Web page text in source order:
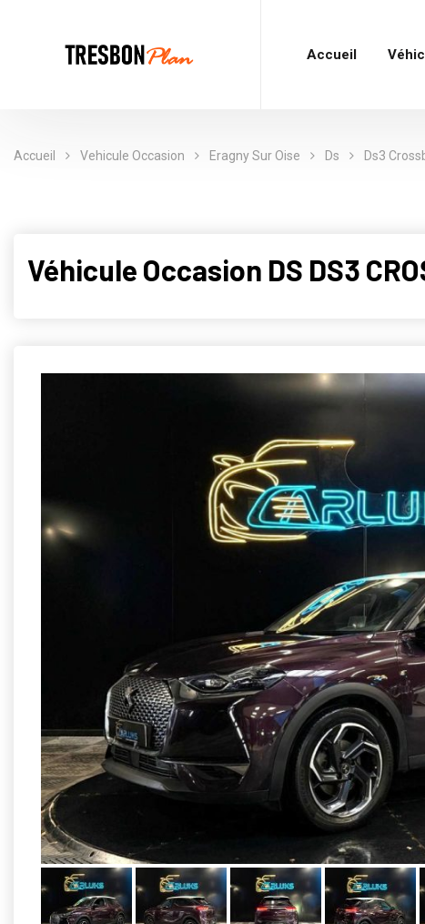
Accueil
Accueil Vehicule Occasion Eragny Sur Oise Ds Ds3
Véhicule Occasion DS DS3